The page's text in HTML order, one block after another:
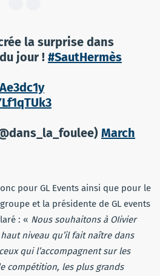
la surprise dans
jour ! #SautHermès
March
pour GL Events ainsi que pour le
et la présidente de GL events
: « Nous souhaitons à OIivier
niveau qu’il fait naître dans
qui l’accompagnent sur les
compétition, les plus grands